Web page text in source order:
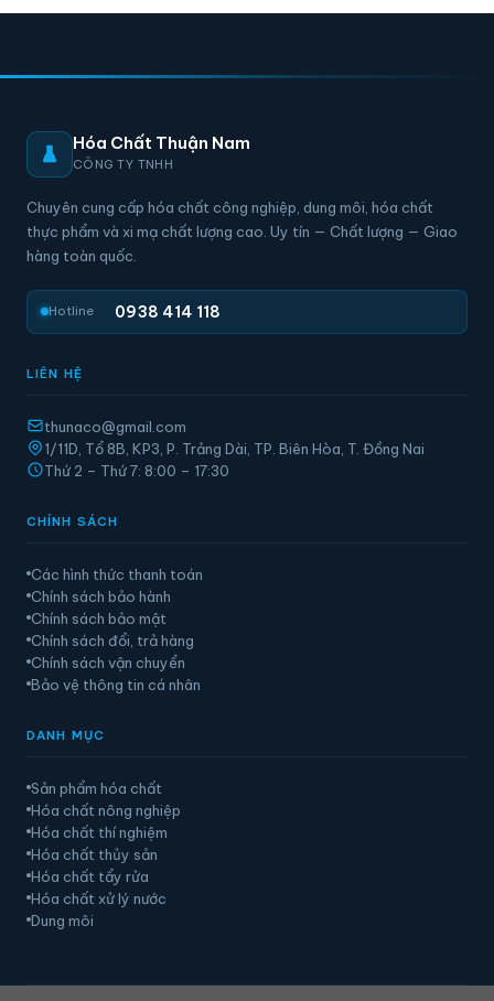
Hóa Chất Thuận Nam
CÔNG TY TNHH
Chuyên cung cấp hóa chất công nghiệp, dung môi, hóa chất
thực phẩm và xi mạ chất lượng cao. Uy tín — Chất lượng — Giao
hàng toàn quốc.
Hotline 0938 414 118
LIÊN HỆ
thunaco@gmail.com
1/11D, Tổ 8B, KP3, P. Trảng Dài, TP. Biên Hòa, T. Đồng Nai
Thứ 2 – Thứ 7: 8:00 – 17:30
CHÍNH SÁCH
Các hình thức thanh toán
Chính sách bảo hành
Chính sách bảo mật
Chính sách đổi, trả hàng
Chính sách vận chuyển
Bảo vệ thông tin cá nhân
DANH MỤC
Sản phẩm hóa chất
Hóa chất nông nghiệp
Hóa chất thí nghiệm
Hóa chất thủy sản
Hóa chất tẩy rửa
Hóa chất xử lý nước
Dung môi